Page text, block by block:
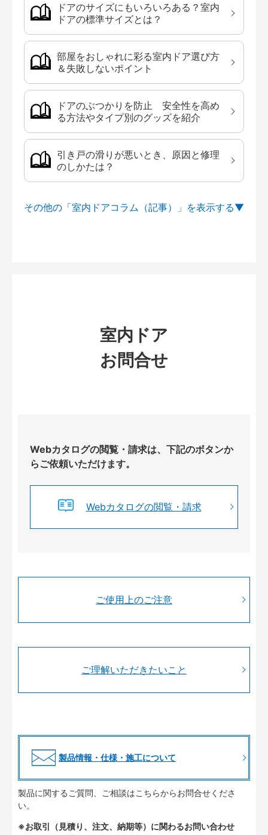
ドアのサイズにもいろいろある？室内
ドアの標準サイズとは？
部屋をおしゃれに彩る室内ドア選び方
＆失敗しないポイント
ドアのぶつかりを防止 安全性を高め
る方法やタイプ別のグッズを紹介
引き戸の滑りが悪いとき、原因と修理
のしかたは？
その他の「室内ドアコラム（記事）」を
室内ドア
お問合せ
Webカタログの閲覧・請求は、下記のボタンか
らご依頼いただけます。
Webカタログの閲覧・請求
ご使用上のご注意
ご理解いただきたいこと
製品情報・仕様・施工について
製品に関するご質問、ご相談はこちらからお問合せくださ
い。
※お取引（見積り、注文、納期等）に関わるお問い合わせ